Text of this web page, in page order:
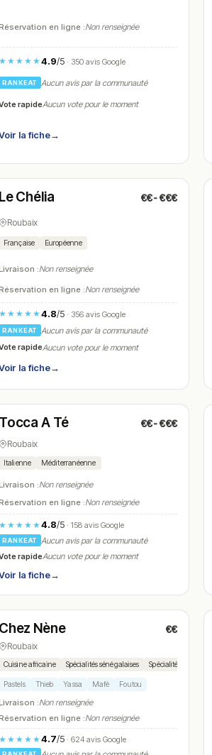
en ligne :Non renseignée
★★★★★4.9/5· 350 avis Google
RANKEAT Aucun avis par la communauté
rapideAucun vote pour le moment
la fiche→
N° 7
Ouvert(10:45 – 00:00)
Le Chélia €€-€€€
Roubaix
Française Européenne
:Non renseignée
en ligne :Non renseignée
★★★★★4.8/5· 356 avis Google
RANKEAT
Aucun avis par la communauté
rapideAucun vote pour le moment
la fiche→
N° 10
Fermé
Tocca A Té €€-€€€
Roubaix
Italienne Méditerranéenne
:Non renseignée
en ligne :Non renseignée
★★★★★4.8/5· 158 avis Google
RANKEAT
Aucun avis par la communauté
rapideAucun vote pour le moment
la fiche→
N° 13
Fermé(18:30 – 23:30)
Chez Nène €€
Roubaix
Cuisine africaine Spécialités sénégalaises Spécialités ivoiriennes
Pastels Thieb Yassa Mafé Foutou
:Non renseignée
en ligne :Non renseignée
★★★★★4.7/5· 624 avis Google